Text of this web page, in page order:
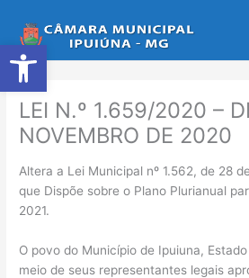
Abrir a barra de ferramentas
para
o
conteúdo
LEI N.º 1.659/2020 –
NOVEMBRO DE 2020
Altera a Lei Municipal nº 1.562, de 28
que Dispõe sobre o Plano Plurianual
2021.
O povo do Município de Ipuiuna,
meio de seus representantes legais